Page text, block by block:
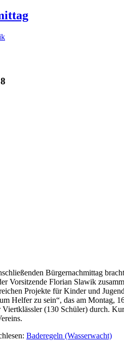
Bürgernachmittag
Vorsitzende Florian Slawik
Projekte für Kinder und
Helfer zu sein“, das am Montag,
(130 Schüler) durch.
Baderegeln (Wasserwacht)